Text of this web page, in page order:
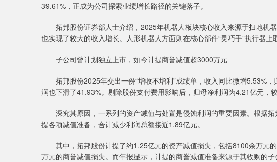
39.61%，正成为公司探索业绩增长路径的关键落子。
拓邦股份证券部人士介绍，2025年机器人板块核心收入来源于扫地机
也实现了较大的收入增长。人形机器人方面则在核心部件“灵巧手”执行器上
子公司曾计划独立上市，如今计提商誉减值超3000万元
拓邦股份2025年交出一份“增收不增利”成绩单，收入同比微增5.53%，
润也下滑了41.93%。剔除股份支付费用影响后，归母净利润为4.21亿元，
深究其原因，一系列的资产减值与处置是侵蚀利润的重要因素。根据拓
提各项减值准备，合计减少利润总额接近1.89亿元。
其中，拓邦股份计提了约1.25亿元的资产减值损失，包括8100余万元
万元的商誉减值损失。而年报显示，计提的商誉减值准备来源于其收购的